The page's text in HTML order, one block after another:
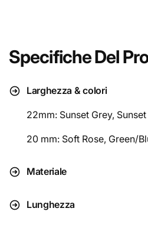
Specifiche Del
Larghezza & colori
22mm: Sunset Grey,
20 mm: Soft Rose, Green/
Materiale
Lunghezza